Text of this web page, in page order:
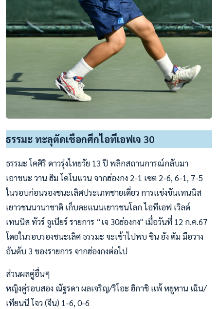
ธรรมะ ทะลุตัดเชือกศึกไอทีเอฟเจ 30
ธรรมะ โคศิริ ดาวรุ่งไทยวัย 13 ปี พลิกสถานการณ์กลับมา
เอาชนะ วาน ฮิม โดโนแวน จากฮ่องกง 2-1 เซต 2-6, 6-1, 7-5
ในรอบก่อนรองชนะเลิศประเภทชายเดี่ยว การแข่งขันเทนนิส
เยาวชนนานาชาติ เก็บคะแนนเยาวชนโลก ไอทีเอฟ เวิลด์
เทนนิส ทัวร์ จูเนียร์ รายการ “เจ 30ฮ่องกง" เมื่อวันที่ 12 ก.ค.67
โดยในรอบรองชนะเลิศ ธรรมะ จะเข้าไปพบ ซิน ฮัง ตัม มือวาง
อันดับ 3 ของรายการ จากฮ่องกงต่อไป
ส่วนผลคู่อื่นๆ
หญิงคู่รอบสอง ณัฐรดา ผลเจริญ/ริโอะ ฮิกาชิ แพ้ หยูหาน เฉิน/
เทียนนี โจว (จีน) 1-6, 0-6